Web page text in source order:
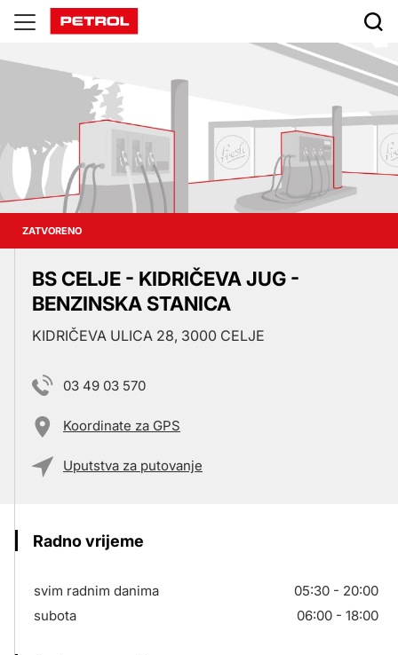
Prodajna
mjesta
ZATVORENO
BS CELJE - KIDRIČEVA JUG -
BENZINSKA STANICA
KIDRIČEVA ULICA 28, 3000 CELJE
03 49 03 570
Koordinate za GPS
Uputstva za putovanje
Radno vrijeme
svim radnim danima
05:30 - 20:00
subota
06:00 - 18:00